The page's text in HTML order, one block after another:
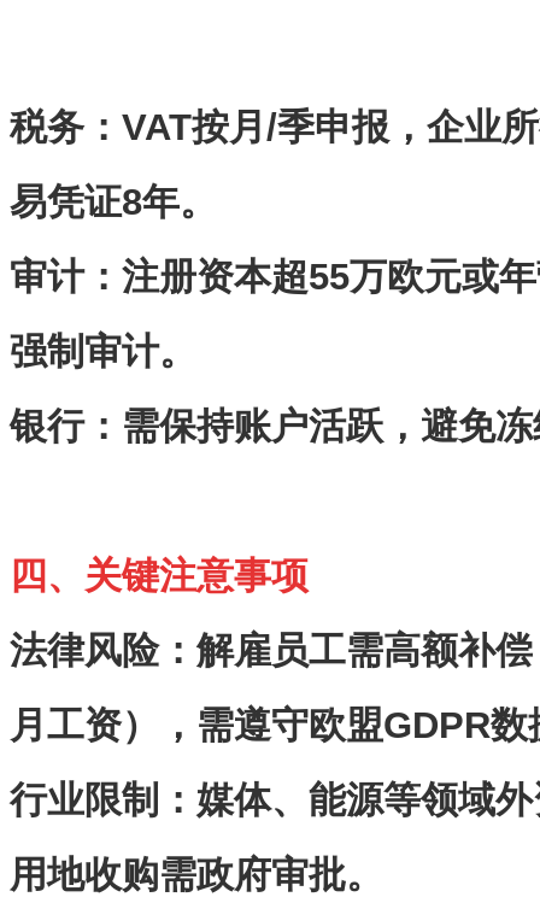
税务‌： VAT按月 /季申报，企业
易凭证8年。
审计‌：注册资本超55万欧元或
强制审计。
银行：需保持账户活跃，避免
四、关键注意事项
法律风险：解雇员工需高额补
月工资），需遵守欧盟GDPR数
行业限制 ：媒体、能源等领域
用地收购需政府审批。